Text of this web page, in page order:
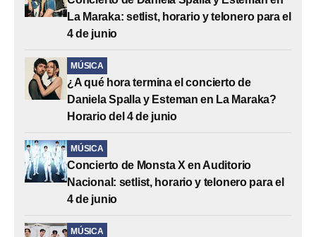
La Maraka: setlist, horario y telonero para el
4 de junio
MÚSICA
¿A qué hora termina el concierto de
Daniela Spalla y Esteman en La Maraka?
Horario del 4 de junio
MÚSICA
Concierto de Monsta X en Auditorio
Nacional: setlist, horario y telonero para el
4 de junio
MÚSICA